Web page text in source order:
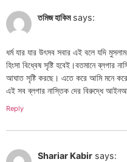
তমিজ হাকিম says:
ধর্ম যার যার উৎসব সবার এই বলে যদি
হিংসা বিধ্বেষ সৃষ্টি হবেই।বতমানে ব্লগার
আঘাত সৃষ্টি করছে। এতে করে আমি মনে
এই সব ব্লগার নাস্তিক দের বিরুদ্ধে
Reply
Shariar Kabir says: